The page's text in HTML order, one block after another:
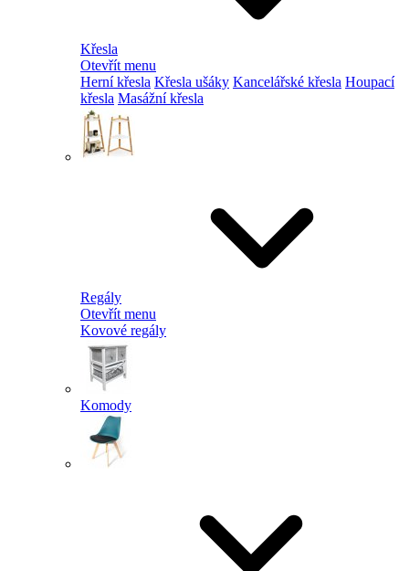
Křesla
Otevřít menu
Herní křesla Křesla ušáky Kancelářské křesla Houpací
křesla Masážní křesla
Regály
Otevřít menu
Kovové regály
Komody